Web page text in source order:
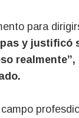
para
y justificó